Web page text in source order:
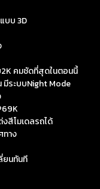
บบ 3D
2K คมชัดที่สุดในตอนนี้
มีระบบNight Mode
สีโมเดลรถได้
ทาง
ยนทันที